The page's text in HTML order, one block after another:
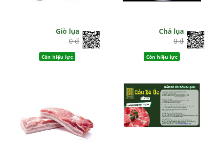
Giò lụa
0 đ
Còn hiệu lực
Chả lụa
0 đ
Còn hiệu lực